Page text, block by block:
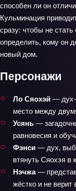
способен ли он
Кульминация
сразу: чтобы не
определить, кому он
новый дом.
Персонажи
Ло Сяохэй —
место между
Усянь —
равновесия и
Фэнси — дух,
втянуть Сяохэя в
Нэчжа—
жёстко и не